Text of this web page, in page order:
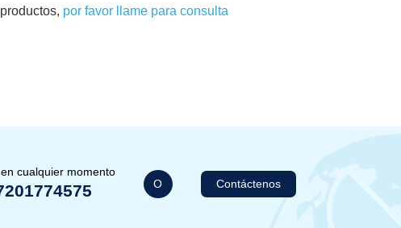
por favor llame para consulta
cualquier momento
O Contáctenos